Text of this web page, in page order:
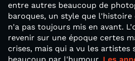
entre autres beaucoup de
baroques, un style que
n'a pas toujours mis en avant.
revenir sur une époque certes
crises, mais qui a vu les artistes